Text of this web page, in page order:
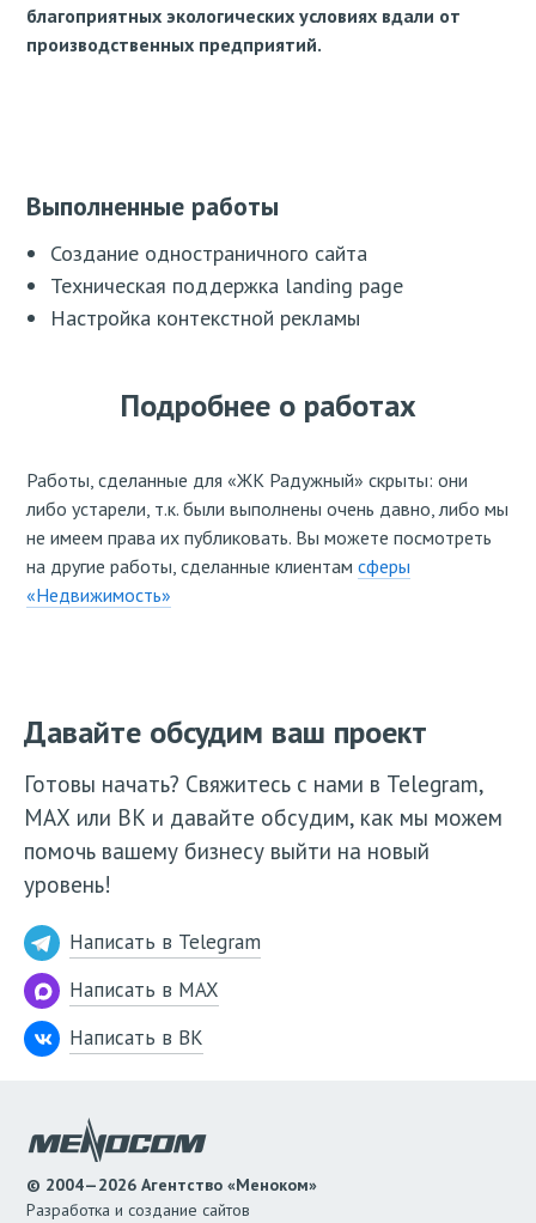
благоприятных экологических условиях вдали от
производственных предприятий.
Выполненные работы
Создание одностраничного сайта
Техническая поддержка landing page
Настройка контекстной рекламы
Подробнее о работах
Работы, сделанные для «ЖК Радужный» скрыты: они
либо устарели, т.к. были выполнены очень давно, либо мы
не имеем права их публиковать. Вы можете посмотреть
на другие работы, сделанные клиентам сферы
«Недвижимость»
Давайте обсудим ваш проект
Готовы начать? Свяжитесь с нами в Telegram,
МАХ или ВК и давайте обсудим, как мы можем
помочь вашему бизнесу выйти на новый
уровень!
Написать в Telegram
Написать в MAX
Написать в ВК
© 2004—2026 Агентство «Меноком»
Разработка и создание сайтов